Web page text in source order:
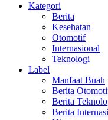
Kategori
Berita
Kesehatan
Otomotif
Internasional
Teknologi
Label
Manfaat Buah
Berita
Berita
Berita